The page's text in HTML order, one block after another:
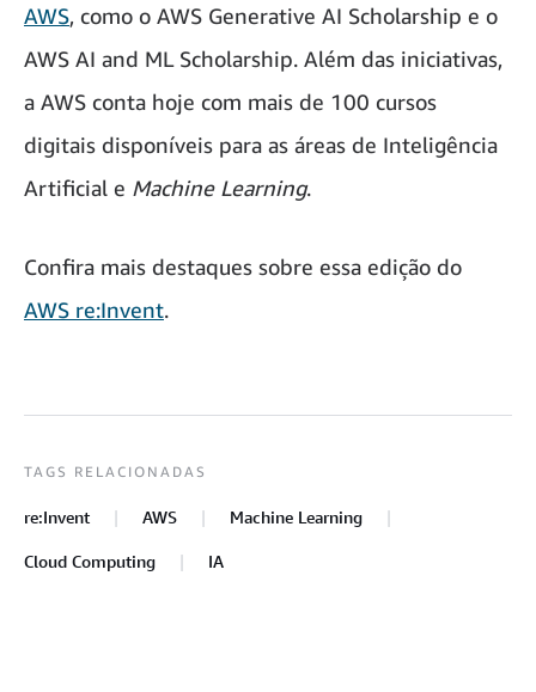
AWS, como o AWS Generative AI Scholarship e o
AWS AI and ML Scholarship. Além das iniciativas,
a AWS conta hoje com mais de 100 cursos
digitais disponíveis para as áreas de Inteligência
Artificial e Machine Learning.
Confira mais destaques sobre essa edição do
AWS re:Invent.
TAGS RELACIONADAS
re:Invent AWS Machine Learning
Cloud Computing IA